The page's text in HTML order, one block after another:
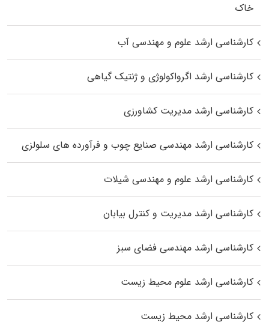
خاک
کارشناسی ارشد علوم و مهندسی آب
کارشناسی ارشد اگرواکولوژی و ژنتیک گیاهی
کارشناسی ارشد مدیریت کشاورزی
کارشناسی ارشد مهندسی صنایع چوب و فرآورده‌ های سلولزی
کارشناسی ارشد علوم و مهندسی شیلات
کارشناسی ارشد مدیریت و کنترل بیابان
کارشناسی ارشد مهندسی فضای سبز
کارشناسی ارشد علوم محیط‌ زیست
کارشناسی ارشد محیط زیست